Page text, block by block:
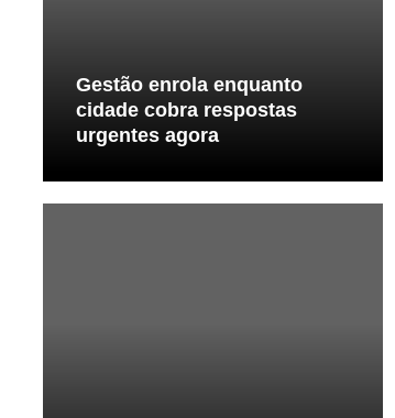
Gestão enrola enquanto
cidade cobra respostas
urgentes agora